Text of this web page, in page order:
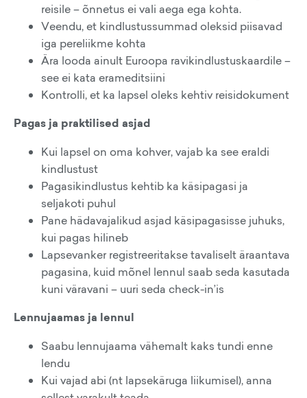
reisile – õnnetus ei vali aega ega kohta.
Veendu, et kindlustussummad oleksid piisavad
iga pereliikme kohta
Ära looda ainult Euroopa ravikindlustuskaardile –
see ei kata erameditsiini
Kontrolli, et ka lapsel oleks kehtiv reisidokument
Pagas ja praktilised asjad
Kui lapsel on oma kohver, vajab ka see eraldi
kindlustust
Pagasikindlustus kehtib ka käsipagasi ja
seljakoti puhul
Pane hädavajalikud asjad käsipagasisse juhuks,
kui pagas hilineb
Lapsevanker registreeritakse tavaliselt äraantava
pagasina, kuid mõnel lennul saab seda kasutada
kuni väravani – uuri seda check-in’is
Lennujaamas ja lennul
Saabu lennujaama vähemalt kaks tundi enne
lendu
Kui vajad abi (nt lapsekäruga liikumisel), anna